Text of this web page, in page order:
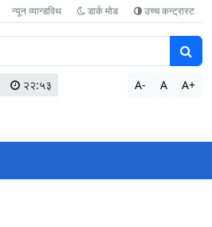
न्यून व्यान्डविथ डार्क मोड उच्च कन्ट्रास्ट
२२:५३ A- A A+